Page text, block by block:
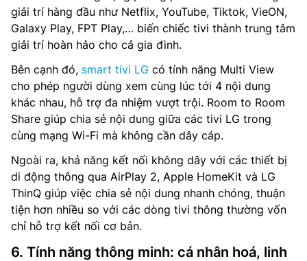
giải trí hàng đầu như Netflix, YouTube, Tiktok, VieON,
Galaxy Play, FPT Play,… biến chiếc tivi thành trung tâm
giải trí hoàn hảo cho cả gia đình.
Bên cạnh đó, smart tivi LG có tính năng Multi View
cho phép người dùng xem cùng lúc tới 4 nội dung
khác nhau, hỗ trợ đa nhiệm vượt trội. Room to Room
Share giúp chia sẻ nội dung giữa các tivi LG trong
cùng mạng Wi-Fi mà không cần dây cáp.
Ngoài ra, khả năng kết nối không dây với các thiết bị
di động thông qua AirPlay 2, Apple HomeKit và LG
ThinQ giúp việc chia sẻ nội dung nhanh chóng, thuận
tiện hơn nhiều so với các dòng tivi thông thường vốn
chỉ hỗ trợ kết nối cơ bản.
6. Tính năng thông minh: cá nhân hoá, linh